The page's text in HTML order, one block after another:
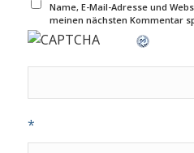
Name, E-Mail-Adresse und
meinen nächsten Kommentar
*